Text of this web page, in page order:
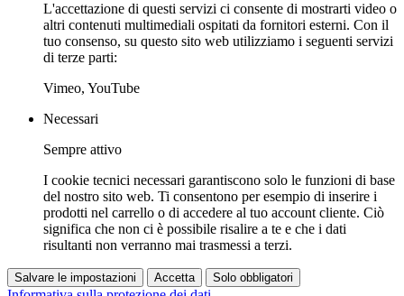
L'accettazione di questi servizi ci consente di mostrarti video o
altri contenuti multimediali ospitati da fornitori esterni. Con il
tuo consenso, su questo sito web utilizziamo i seguenti servizi
di terze parti:
Vimeo, YouTube
Necessari
Sempre attivo
I cookie tecnici necessari garantiscono solo le funzioni di base
del nostro sito web. Ti consentono per esempio di inserire i
prodotti nel carrello o di accedere al tuo account cliente. Ciò
significa che non ci è possibile risalire a te e che i dati
risultanti non verranno mai trasmessi a terzi.
Salvare le impostazioni Accetta Solo obbligatori